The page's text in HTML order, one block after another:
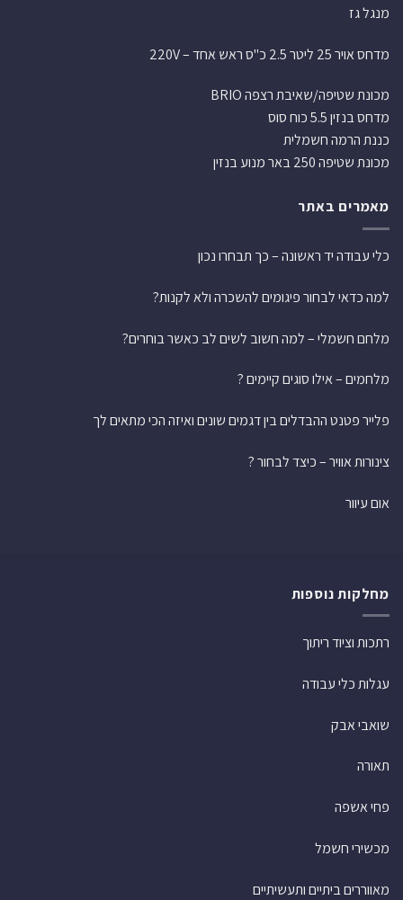
מנגל גז
מדחס אויר 25 ליטר 2.5 כ"ס ראש אחד – 220V
מכונת שטיפה/שאיבת רצפה BRIO
מדחס בנזין 5.5 כוח סוס
כננת הרמה חשמלית
מכונת שטיפה 250 באר מנוע בנזין
מאמרים באתר
כלי עבודה יד ראשונה – כך תבחרו נכון
למה כדאי לבחור פיגומים להשכרה ולא לקנות?
מלחם חשמלי – למה חשוב לשים לב כאשר בוחרים?
מלחמים – אילו סוגים קיימים ?
פלייר פטנט ההבדלים בין דגמים שונים ואיזה הכי מתאים לך
צינורות אוויר – כיצד לבחור ?
אום עיוור
מחלקות נוספות
רתכות וציוד ריתוך
עגלות כלי עבודה
שואבי אבק
תאורה
פחי אשפה
מכשירי חשמל
מאווררים ביתיים ותעשיתיים